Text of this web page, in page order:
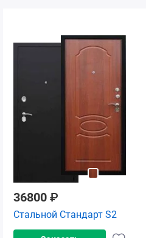
36800 ₽
Стальной Стандарт S2